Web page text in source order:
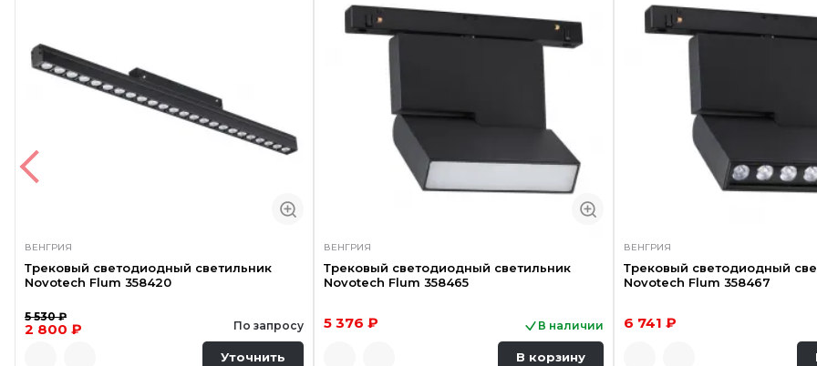
ВЕНГРИЯ
Трековый светодиодный светильник
Novotech Flum 358420
5 530 ₽
2 800 ₽ По запросу
Уточнить
ВЕНГРИЯ
Трековый светодиодный светильник
Novotech Flum 358465
5 376 ₽ В наличии
В корзину
ВЕНГРИЯ
Трековый светодиодный
Novotech Flum 358467
6 741 ₽